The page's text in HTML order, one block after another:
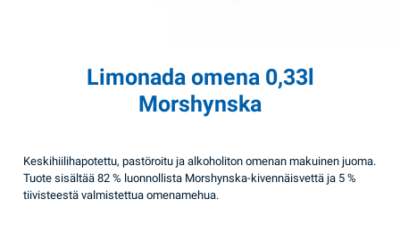
Limonada omena 0,33l
Morshynska
Keskihiilihapotettu, pastöroitu ja alkoholiton omenan makuinen juoma.
Tuote sisältää 82 % luonnollista Morshynska-kivennäisvettä ja 5 %
tiivisteestä valmistettua omenamehua.